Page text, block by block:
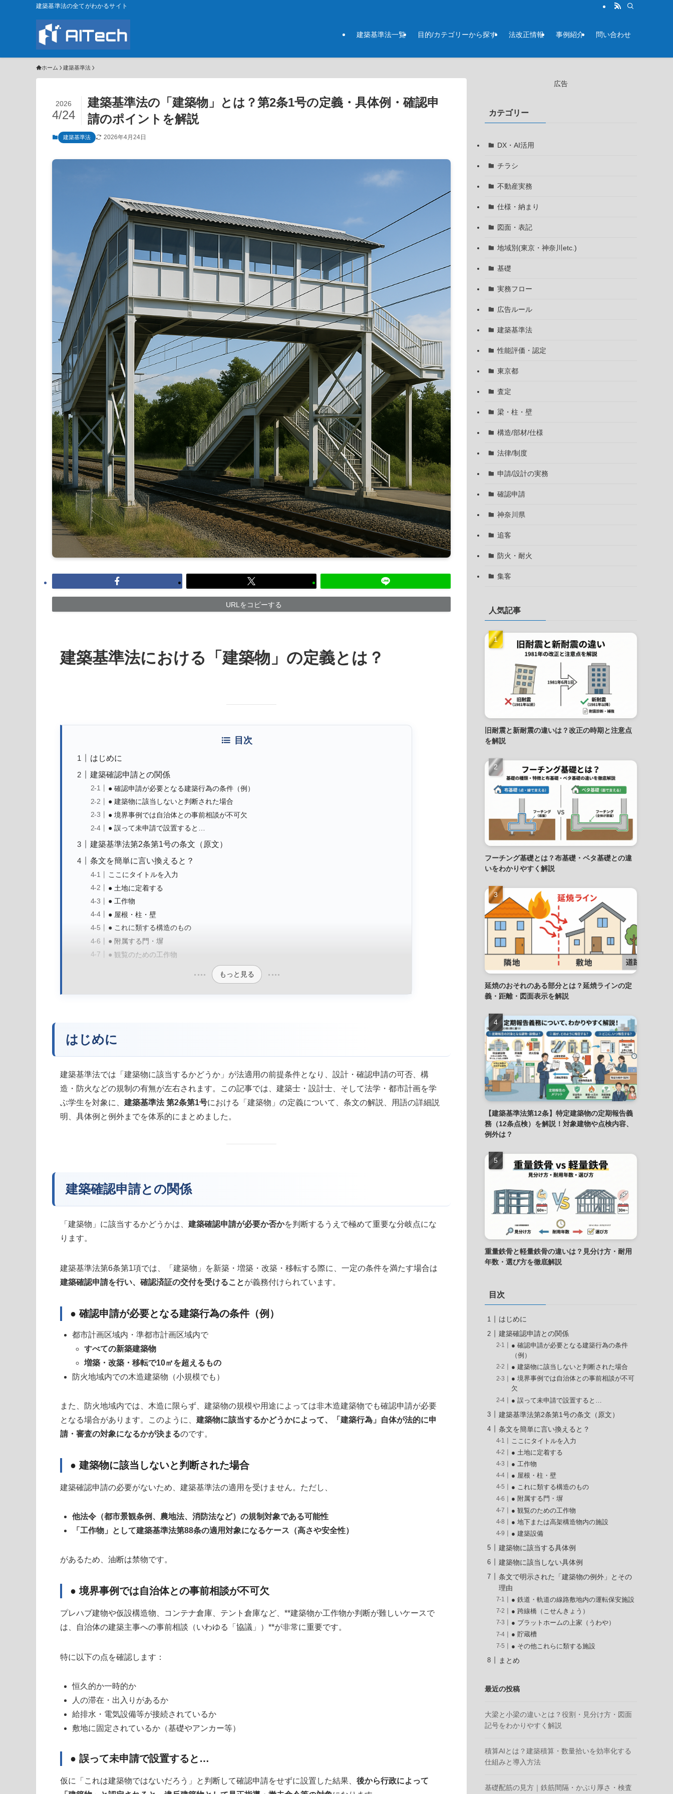
建築基準法の全てがわかるサイト
建築基準法一覧 目的/カテゴリーから探す 法改正情報 事例紹介 問い合わせ
ホーム 建築基準法
建築基準法の「建築物」とは？第2条1号の定義・具体例・確認申
請のポイントを解説
2026
4/24
建築基準法 2026年4月24日
URLをコピーする
建築基準法における「建築物」の定義とは？
目次
はじめに
建築確認申請との関係
● 確認申請が必要となる建築行為の条件（例）
● 建築物に該当しないと判断された場合
● 境界事例では自治体との事前相談が不可欠
● 誤って未申請で設置すると…
建築基準法第2条第1号の条文（原文）
条文を簡単に言い換えると？
ここにタイトルを入力
● 土地に定着する
● 工作物
● 屋根・柱・壁
● これに類する構造のもの
● 附属する門・塀
● 観覧のための工作物
もっと見る
はじめに
建築基準法では「建築物に該当するかどうか」が法適用の前提条件となり、設計・確認申請の可否、構
造・防火などの規制の有無が左右されます。この記事では、建築士・設計士、そして法学・都市計画を学
ぶ学生を対象に、 建築基準法 第2条第1号における「建築物」の定義について、条文の解説、用語の詳細説
明、具体例と例外までを体系的にまとめました。
建築確認申請との関係
「建築物」に該当するかどうかは、 建築確認申請が必要か否かを判断するうえで極めて重要な分岐点にな
ります。
建築基準法第6条第1項では、「建築物」を新築・増築・改築・移転する際に、一定の条件を満たす場合は
建築確認申請を行い、確認済証の交付を受けることが義務付けられています。
● 確認申請が必要となる建築行為の条件（例）
都市計画区域内・準都市計画区域内で
すべての新築建築物
増築・改築・移転で10㎡を超えるもの
防火地域内での木造建築物（小規模でも）
また、防火地域内では、木造に限らず、建築物の規模や用途によっては非木造建築物でも確認申請が必要
となる場合があります。このように、 建築物に該当するかどうかによって、「建築行為」自体が法的に申
請・審査の対象になるかが決まるのです。
● 建築物に該当しないと判断された場合
建築確認申請の必要がないため、建築基準法の適用を受けません。ただし、
他法令（都市景観条例、農地法、消防法など）の規制対象である可能性
「工作物」として建築基準法第88条の適用対象になるケース（高さや安全性）
があるため、油断は禁物です。
● 境界事例では自治体との事前相談が不可欠
プレハブ建物や仮設構造物、コンテナ倉庫、テント倉庫など、**建築物か工作物か判断が難しいケースで
は、自治体の建築主事への事前相談（いわゆる「協議」）**が非常に重要です。
特に以下の点を確認します：
恒久的か一時的か
人の滞在・出入りがあるか
給排水・電気設備等が接続されているか
敷地に固定されているか（基礎やアンカー等）
● 誤って未申請で設置すると…
仮に「これは建築物ではないだろう」と判断して確認申請をせずに設置した結果、 後から行政によって
広告
カテゴリー
DX・AI活用
チラシ
不動産実務
仕様・納まり
図面・表記
地域別(東京・神奈川etc.)
基礎
実務フロー
広告ルール
建築基準法
性能評価・認定
東京都
査定
梁・柱・壁
構造/部材/仕様
法律/制度
申請/設計の実務
確認申請
神奈川県
追客
防火・耐火
集客
人気記事
旧耐震と新耐震の違いは？改正の時期と注意点
を解説
フーチング基礎とは？布基礎・ベタ基礎との違
いをわかりやすく解説
延焼のおそれのある部分とは？延焼ラインの定
義・距離・図面表示を解説
【建築基準法第12条】特定建築物の定期報告義
務（12条点検）を解説！対象建物や点検内容、
例外は？
重量鉄骨と軽量鉄骨の違いは？見分け方・耐用
年数・選び方を徹底解説
目次
はじめに
建築確認申請との関係
● 確認申請が必要となる建築行為の条件
（例）
● 建築物に該当しないと判断された場合
● 境界事例では自治体との事前相談が不可
欠
● 誤って未申請で設置すると…
建築基準法第2条第1号の条文（原文）
条文を簡単に言い換えると？
ここにタイトルを入力
● 土地に定着する
● 工作物
● 屋根・柱・壁
● これに類する構造のもの
● 附属する門・塀
● 観覧のための工作物
● 地下または高架構造物内の施設
● 建築設備
建築物に該当する具体例
建築物に該当しない具体例
条文で明示された「建築物の例外」とその
理由
● 鉄道・軌道の線路敷地内の運転保安施設
● 跨線橋（こせんきょう）
● プラットホームの上家（うわや）
● 貯蔵槽
● その他これらに類する施設
まとめ
最近の投稿
大梁と小梁の違いとは？役割・見分け方・図面
記号をわかりやすく解説
積算AIとは？建築積算・数量拾いを効率化する
仕組みと導入方法
基礎配筋の見方｜鉄筋間隔・かぶり厚さ・検査